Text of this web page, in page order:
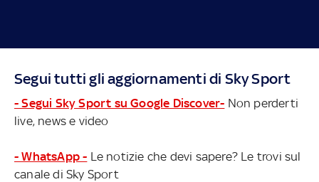
Segui tutti gli aggiornamenti di Sky Sport
- Segui Sky Sport su Google Discover- Non perderti
live, news e video
- WhatsApp - Le notizie che devi sapere? Le trovi sul
canale di Sky Sport